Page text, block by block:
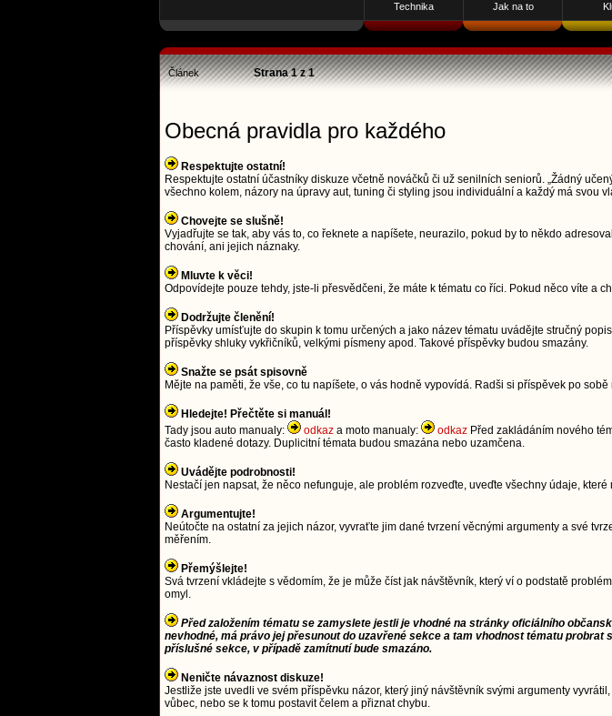
Technika Jak na to
Článek Strana1z1
Obecná pravidla pro každého
Respektujte ostatní!
Respektujte ostatní účastníky diskuze včetně nováčků či už senilních seniorů. „Žádný
všechno kolem, názory na úpravy aut, tuning či styling jsou individuální a každý má svou
Chovejte se slušně!
Vyjadřujte se tak, aby vás to, co řeknete a napíšete, neurazilo, pokud by to někdo
chování, ani jejich náznaky.
Mluvte k věci!
Odpovídejte pouze tehdy, jste-li přesvědčeni, že máte k tématu co říci. Pokud něco víte a
Dodržujte členění!
Příspěvky umísťujte do skupin k tomu určených a jako název tématu uvádějte stručný
příspěvky shluky vykřičníků, velkými písmeny apod. Takové příspěvky budou smazány.
Snažte se psát spisovně
Mějte na paměti, že vše, co tu napíšete, o vás hodně vypovídá. Radši si příspěvek po
Hledejte! Přečtěte si manuál!
Tady jsou auto manualy:
odkaz a moto manualy: odkaz Před zakládáním nového
často kladené dotazy. Duplicitní témata budou smazána nebo uzamčena.
Uvádějte podrobnosti!
Nestačí jen napsat, že něco nefunguje, ale problém rozveďte, uveďte všechny údaje,
Argumentujte!
Neútočte na ostatní za jejich názor, vyvraťte jim dané tvrzení věcnými argumenty a své
měřením.
Přemýšlejte!
Svá tvrzení vkládejte s vědomím, že je může číst jak návštěvník, který ví o podstatě
omyl.
Před založením tématu se zamyslete jestli je vhodné na stránky oficiálního
nevhodné, má právo jej přesunout do uzavřené sekce a tam vhodnost tématu
příslušné sekce, v případě zamítnutí bude smazáno.
Neničte návaznost diskuze!
Jestliže jste uvedli ve svém příspěvku názor, který jiný návštěvník svými argumenty
vůbec, nebo se k tomu postavit čelem a přiznat chybu.